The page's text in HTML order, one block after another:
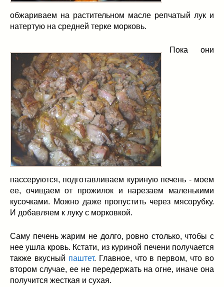
обжариваем на растительном масле репчатый лук и
натертую на средней терке морковь.
Пока они
пассеруются, подготавливаем куриную печень - моем
ее, очищаем от прожилок и нарезаем маленькими
кусочками. Можно даже пропустить через мясорубку.
И добавляем к луку с морковкой.
Саму печень жарим не долго, ровно столько, чтобы с
нее ушла кровь. Кстати, из куриной печени получается
также вкусный паштет. Главное, что в первом, что во
втором случае, ее не передержать на огне, иначе она
получится жесткая и сухая.